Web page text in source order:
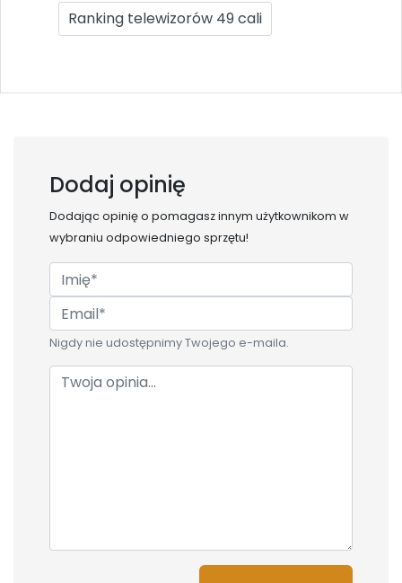
Ranking telewizorów 49 cali
Dodaj opinię
Dodając opinię o pomagasz innym użytkownikom w
wybraniu odpowiedniego sprzętu!
Nigdy nie udostępnimy Twojego e-maila.